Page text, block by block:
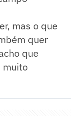
mas o que
quer
que
muito